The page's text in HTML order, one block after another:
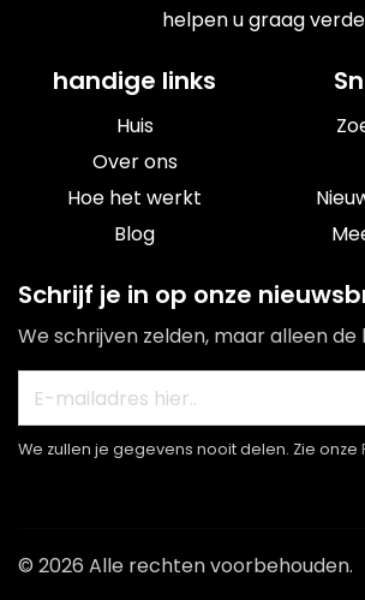
helpen u graag
handige links
Huis
Over ons
Hoe het werkt
Blog
Schrijf je in op onze
We schrijven zelden, maar alleen de
We zullen je gegevens nooit delen. Zie onze
© 2026 Alle rechten voorbehouden.